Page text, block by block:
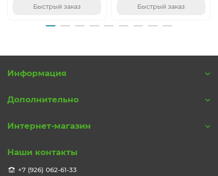
Быстрый заказ Быстрый заказ
Информация
Дополнительно
Интернет-магазин
Наши контакты
+7 (926) 062-61-33